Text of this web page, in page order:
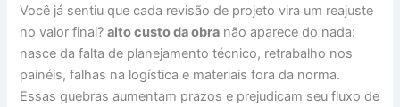
Você já sentiu que cada revisão de projeto vira um reajuste
no valor final?alto custo da obra não aparece do nada:
nasce da falta de planejamento técnico, retrabalho nos
painéis, falhas na logística e materiais fora da norma.
Essas quebras aumentam prazos e prejudicam seu fluxo de